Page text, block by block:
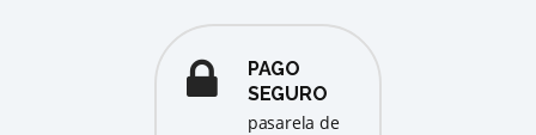
PAGO
SEGURO
pasarela de